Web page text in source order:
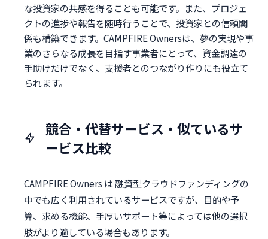
な投資家の共感を得ることも可能です。また、プロジェ
クトの進捗や報告を随時行うことで、投資家との信頼関
係も構築できます。CAMPFIRE Ownersは、夢の実現や事
業のさらなる成長を目指す事業者にとって、資金調達の
手助けだけでなく、支援者とのつながり作りにも役立て
られます。
競合・代替サービス・似ているサ
ービス比較
CAMPFIRE Owners は 融資型クラウドファンディングの
中でも広く利用されているサービスですが、目的や予
算、求める機能、手厚いサポート等によっては他の選択
肢がより適している場合もあります。